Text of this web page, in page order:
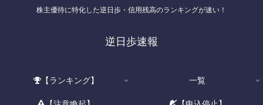
株主優待に特化した逆日歩・信用残高のランキングが速い！
逆日歩速報
【ランキング】 一覧